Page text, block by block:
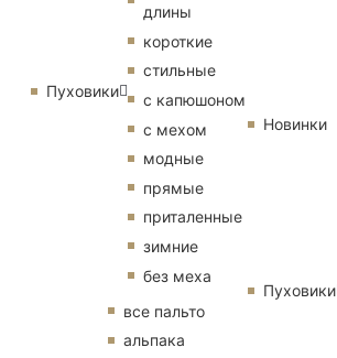
Пуховики
длины
короткие
стильные
с капюшоном
с мехом
модные
прямые
приталенные
зимние
без меха
все пальто
альпака
Новинки
Пуховики